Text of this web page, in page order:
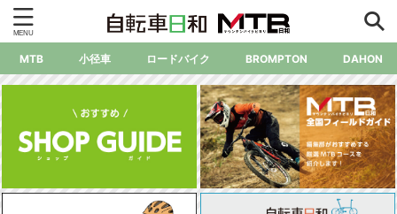
MTB 小径車 ロードバイク BROMPTON DAHON